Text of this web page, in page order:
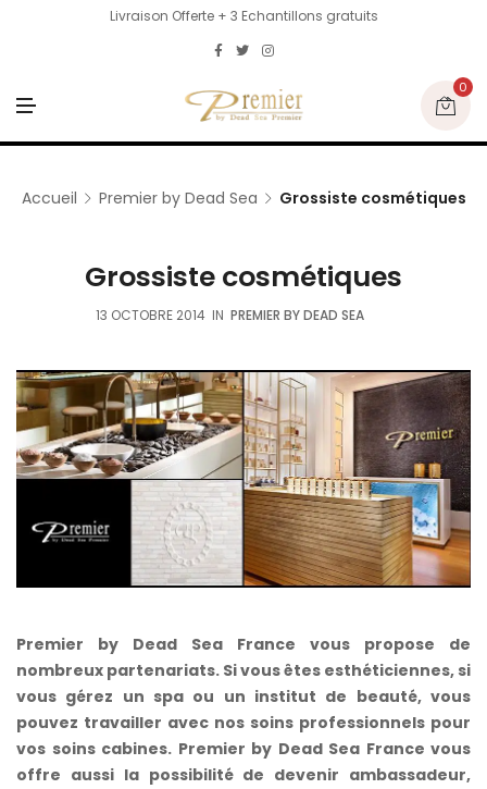
Livraison Offerte + 3 Echantillons gratuits
N
U
0
Accueil Premier by Dead Sea Grossiste cosmétiques
Grossiste cosmétiques
13 OCTOBRE 2014 IN PREMIER BY DEAD SEA
Premier by Dead Sea France vous propose de
nombreux partenariats. Si vous êtes esthéticiennes, si
vous gérez un spa ou un institut de beauté, vous
pouvez travailler avec nos soins professionnels pour
vos soins cabines. Premier by Dead Sea France vous
offre aussi la possibilité de devenir ambassadeur,